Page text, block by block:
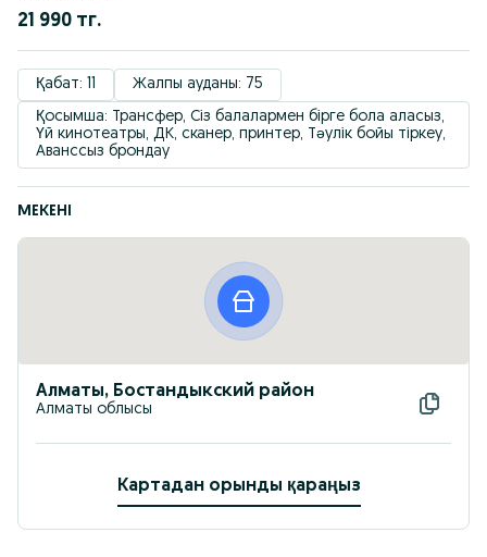
21 990 тг.
Қабат: 11
Жалпы ауданы: 75
Қосымша: Трансфер, Сіз балалармен бірге бола аласыз,
Үй кинотеатры, ДК, сканер, принтер, Тәулік бойы тіркеу,
Аванссыз брондау
МЕКЕНІ
Алматы, Бостандыкский район
Алматы облысы
Картадан орынды қараңыз